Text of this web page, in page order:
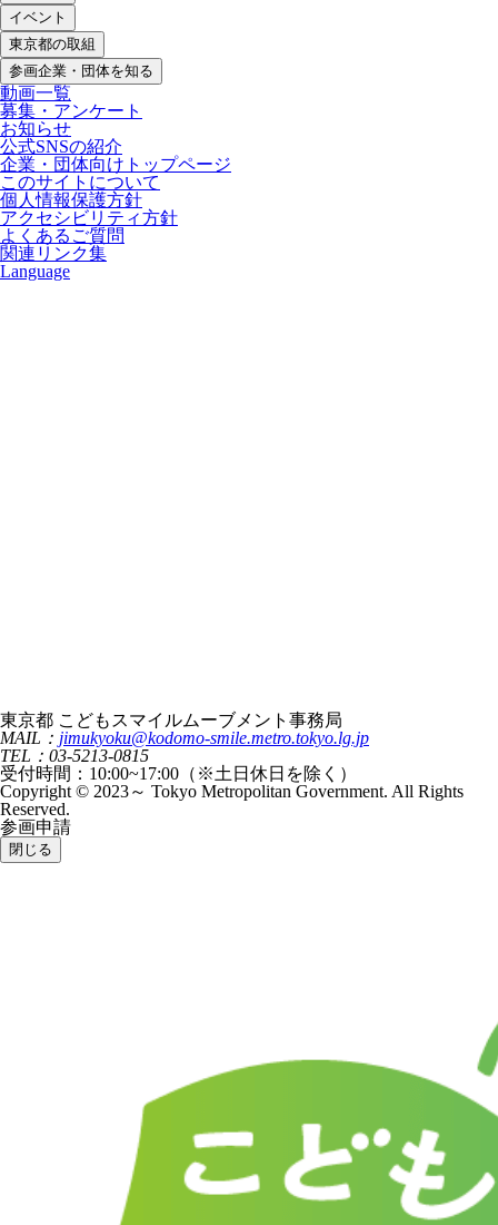
イベント
東京都の取組
参画企業・団体を知る
動画一覧
募集・アンケート
お知らせ
公式SNSの紹介
企業・団体向けトップページ
このサイトについて
個人情報保護方針
アクセシビリティ方針
よくあるご質問
関連リンク集
Language
東京都 こどもスマイルムーブメント事務局
MAIL： jimukyoku@kodomo-smile.metro.tokyo.lg.jp
TEL：03-5213-0815
受付時間：10:00~17:00（※土日休日を除く）
Copyright © 2023～ Tokyo Metropolitan Government. All Rights
Reserved.
参画申請
閉じる